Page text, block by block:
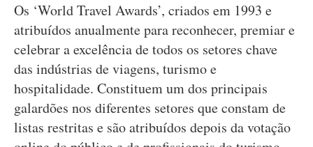
Os ‘World Travel Awards’, criados em 1993 e
atribuídos anualmente para reconhecer, premiar e
celebrar a excelência de todos os setores chave
das indústrias de viagens, turismo e
hospitalidade. Constituem um dos principais
galardões nos diferentes setores que constam de
listas restritas e são atribuídos depois da votação